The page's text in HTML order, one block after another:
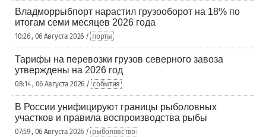
Владморрыбпорт нарастил грузооборот на 18% по
итогам семи месяцев 2026 года
10:26 , 06 Августа 2026 / порты
Тарифы на перевозки грузов северного завоза
утверждены на 2026 год
08:14 , 06 Августа 2026 / события
В России унифицируют границы рыболовных
участков и правила воспроизводства рыбы
07:59 , 06 Августа 2026 / рыболовство